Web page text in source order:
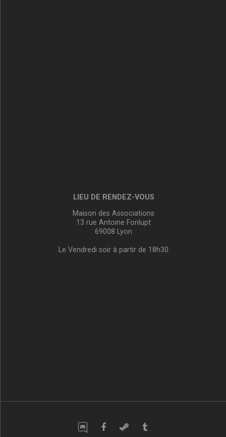
LIEU DE RENDEZ-VOUS
Maison des Associations
13 rue Antoine Fonlupt
69008 Lyon
Le Vendredi soir à partir de 18h30